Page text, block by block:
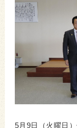
​​​​​​5月9日（火曜日